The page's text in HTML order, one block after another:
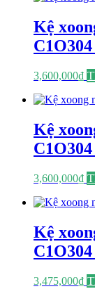
Kệ
3,600,000₫
Kệ
3,600,000₫
Kệ
3,475,000₫